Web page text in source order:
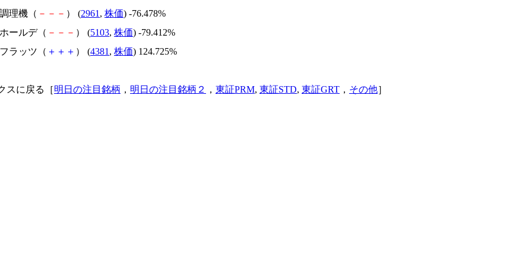
理機（ － － － ） (2961 , 株価) -76.478%
ールデ（ － － － ） (5103, 株価) -79.412%
ラッツ（ ＋ ＋ ＋ ） (4381 , 株価) 124.725%
スに戻る［明日の注目銘柄 ， 明日の注目銘柄２ ， 東証PRM, 東証STD, 東証GRT ， その他］